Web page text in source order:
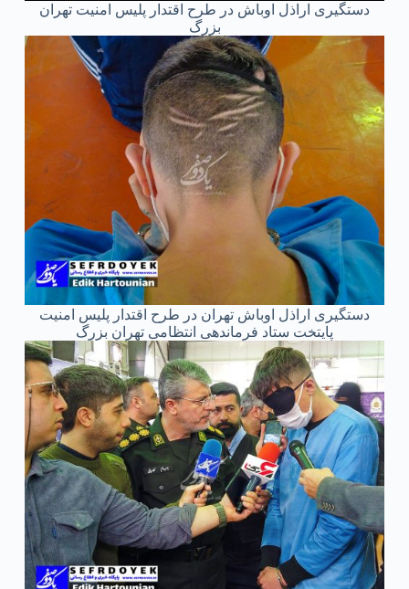
دستگیری اراذل اوباش در طرح اقتدار پلیس امنیت تهران
بزرگ
دستگیری اراذل اوباش تهران در طرح اقتدار پلیس امنیت
پایتخت ستاد فرماندهی انتظامی تهران بزرگ